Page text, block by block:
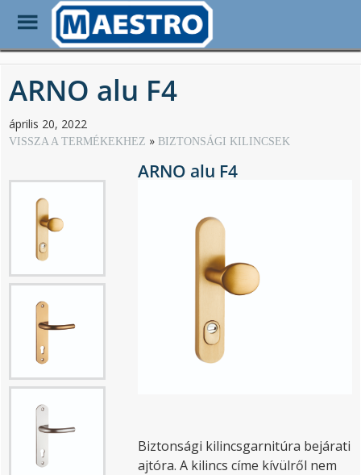
Skip
main
Toggle
Menu
ARNO alu F4
április 20, 2022
VISSZA A TERMÉKEKHEZ BIZTONSÁGI KILINCSEK
ARNO alu F4
Biztonsági kilincsgarnitúra bejárati
ajtóra. A kilincs címe kívülről nem